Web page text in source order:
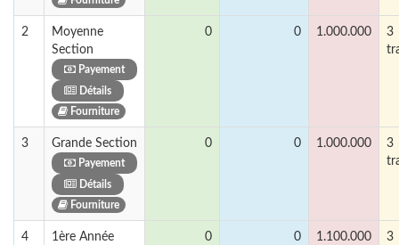
2
Moyenne
Section
Payement
Détails
Fourniture
0 0 1.000.000
3
3 Grande Section
Payement
Détails
Fourniture
0 0 1.000.000
3
4 1ère Année 0 0 1.100.000
3